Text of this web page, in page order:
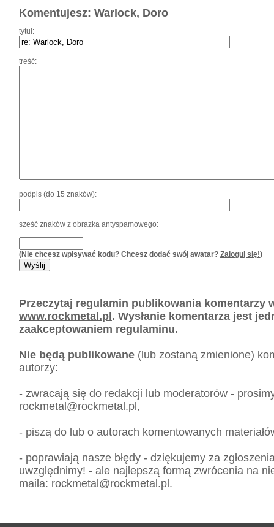
Komentujesz: Warlock, Doro
tytuł:
treść:
podpis (do 15 znaków):
sześć znaków z obrazka antyspamowego:
(Nie chcesz wpisywać kodu? Chcesz dodać swój awatar? Zaloguj się!)
Przeczytaj regulamin publikowania komentarzy
www.rockmetal.pl. Wysłanie komentarza jest
zaakceptowaniem regulaminu.
Nie będą publikowane (lub zostaną zmienione)
autorzy:
- zwracają się do redakcji lub moderatorów -
rockmetal@rockmetal.pl,
- piszą do lub o autorach komentowanych
- poprawiają nasze błędy - dziękujemy za
uwzględnimy! - ale najlepszą formą zwrócenia na
maila: rockmetal@rockmetal.pl.